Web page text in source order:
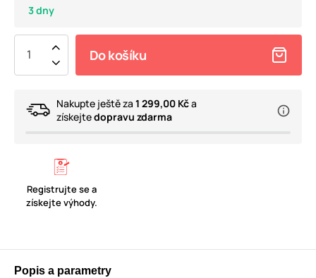
3 dny
Do košíku
Nakupte ještě za 1 299,00 Kča
získejtedopravu zdarma
Registrujte se a
získejte výhody.
Popis a parametry